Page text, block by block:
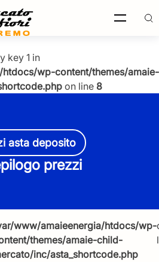
Recherche
sur le
English
key 1 in
wp-content/themes/amaie-
on line 8
asta deposito
prezzi
www/amaieenergia/htdocs/wp-
themes/amaie-child-
inc/asta_shortcode.php